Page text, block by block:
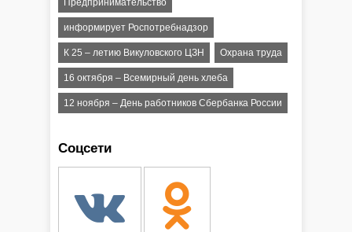
Предпринимательство
информирует Роспотребнадзор
К 25 – летию Викуловского ЦЗН Охрана труда
16 октября – Всемирный день хлеба
12 ноября – День работников Сбербанка России
Соцсети